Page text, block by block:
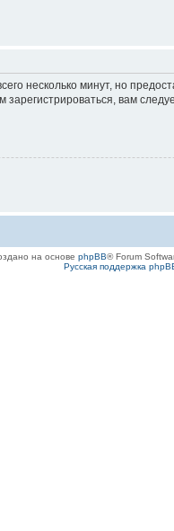
несколько минут, но
вам
на основе phpBB® Forum
Русская поддержка